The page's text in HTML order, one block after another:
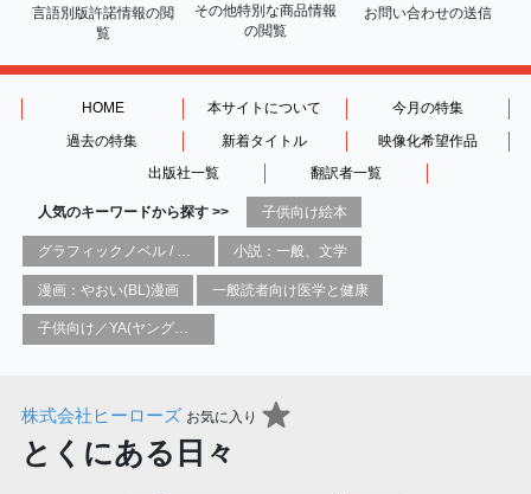
言語別版許諾情報の閲
覧
その他特別な商品情報
の閲覧
お問い合わせの送信
HOME 本サイトについて
今月の特集
過去の特集
新着タイトル
映像化希望作品
出版社一覧
翻訳者一覧
人気のキーワードから探す >> 子供向け絵本
小説：一般、文学
漫画：やおい(BL)漫画 一般読者向け医学と健康
子供向け／YA(ヤングアダルト)向け一般：芸術&芸術家
株式会社ヒーローズ お気に入り
とくにある日々